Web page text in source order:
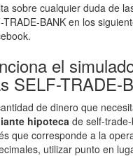
sobre cualquier duda de
TRADE-BANK en los
el
SELF-TRADE-
de dinero que
hipoteca de self-
que corresponde a la
utilizar punto en